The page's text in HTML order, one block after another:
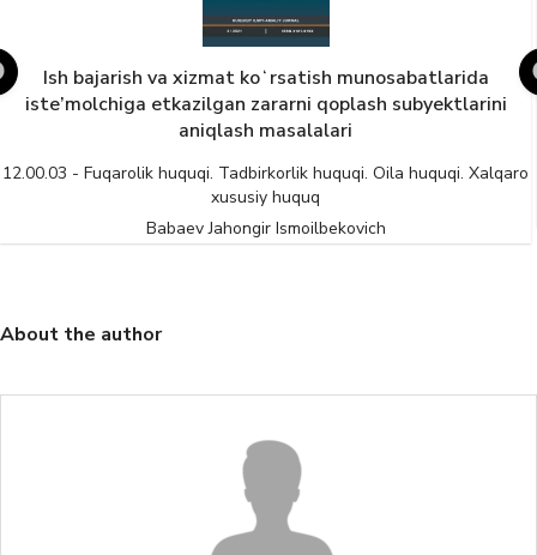
Ish bajarish va xizmat koʻrsatish munosabatlarida
iste’molchiga etkazilgan zararni qoplash subyektlarini
aniqlash masalalari
12.00.03 - Fuqarolik huquqi. Tadbirkorlik huquqi. Oila huquqi. Xalqaro
xususiy huquq
Babaev Jahongir Ismoilbekovich
About the author